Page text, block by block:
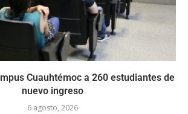
Cuauhtémoc a 260 estudiantes de
nuevo ingreso
6 agosto, 2026